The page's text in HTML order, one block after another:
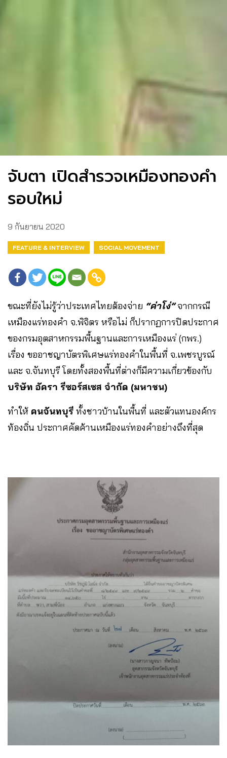
จับตา เปิดสำรวจเหมืองทองคำ
รอบใหม่
9 กันยายน 2020
FEATURE & INTERVIEW SOCIAL MOVEMENT
ขณะที่ยังไม่รู้ว่าประเทศไทยต้องจ่าย “ค่าโง่”จากกรณี
เหมืองแร่ทองคำ จ.พิจิตร หรือไม่ ก็ปรากฏการปิดประกาศ
ของกรมอุตสาหกรรมพื้นฐานและการเหมืองแร่ (กพร.)
เรื่อง ขออาชญาบัตรพิเศษแร่ทองคำในพื้นที่ จ.เพชรบูรณ์
และ จ.จันทบุรี โดยทั้งสองพื้นที่ต่างก็มีความเกี่ยวข้องกับ
บริษัท อัครา รีซอร์สเซส จำกัด (มหาชน)
ทำให้ คนจันทบุรี ทั้งชาวบ้านในพื้นที่ และตัวแทนองค์กร
ท้องถิ่น ประกาศคัดค้านเหมืองแร่ทองคำอย่างถึงที่สุด